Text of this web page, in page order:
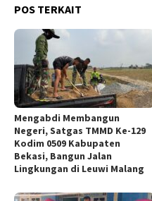
POS TERKAIT
Mengabdi Membangun
Negeri, Satgas TMMD Ke-129
Kodim 0509 Kabupaten
Bekasi, Bangun Jalan
Lingkungan di Leuwi Malang